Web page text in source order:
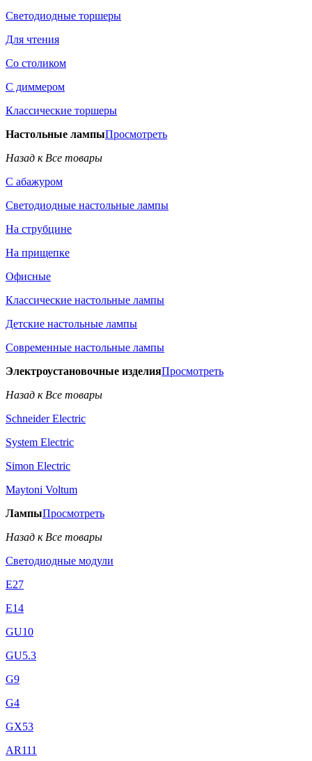
Светодиодные торшеры
Для чтения
Со столиком
С диммером
Классические торшеры
Настольные лампыПросмотреть
Назад к Все товары
С абажуром
Светодиодные настольные лампы
На струбцине
На прищепке
Офисные
Классические настольные лампы
Детские настольные лампы
Современные настольные лампы
Электроустановочные изделияПросмотреть
Назад к Все товары
Schneider Electric
System Electric
Simon Electric
Maytoni Voltum
ЛампыПросмотреть
Назад к Все товары
Светодиодные модули
E27
E14
GU10
GU5.3
G9
G4
GX53
AR111